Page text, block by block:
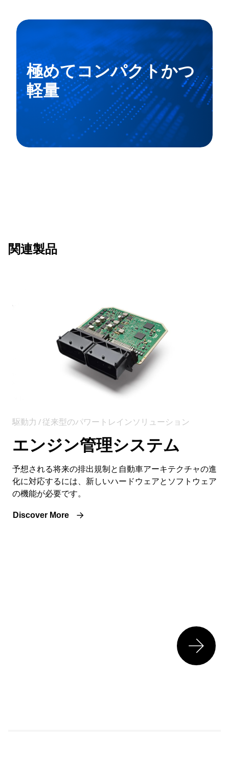
極めてコンパクトかつ
軽量
関連製品
駆動力 / 従来型のパワートレインソリューション
エンジン管理システム
予想される将来の排出規制と自動車アーキテクチャの進
化に対応するには、新しいハードウェアとソフトウェア
の機能が必要です。
Discover More